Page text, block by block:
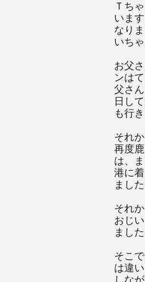
Ｔち
いま
なり
いち
お父
ンは
父さ
日し
も行
それ
再度
は、
港に
ました
それ
おじ
ました
そこ
は違